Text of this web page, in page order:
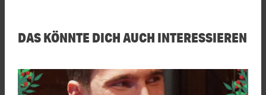
DAS KÖNNTE DICH AUCH INTERESSIEREN